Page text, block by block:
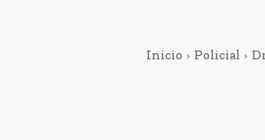
Inicio Policial